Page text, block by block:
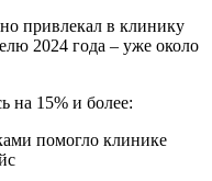
привлекал в клинику
2024 года – уже около
на 15% и более: